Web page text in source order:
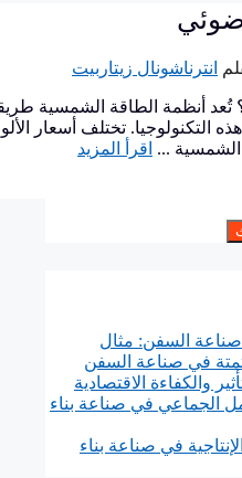
انترناشونال زيتاربيت
تُعد أنظمة الطاقة الشمسية
هذه التكنولوجيا. تختلف أسعار
... اقرأ المزيد
صناعة السفن: مثال
في صناعة السفن
والكفاءة الاقتصادية
الجماعي في صناعة بناء
في صناعة بناء